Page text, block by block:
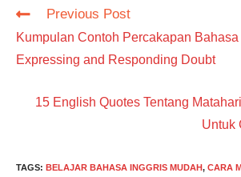
Read
articles
Previous Post
Kumpulan Contoh Percakapan
Expressing and Responding Doubt
15 English Quotes Tentang
Untuk
TAGS: BELAJAR BAHASA INGGRIS MUDAH, CARA